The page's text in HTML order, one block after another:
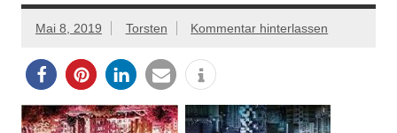
Mai 8, 2019 Torsten Kommentar hinterlassen